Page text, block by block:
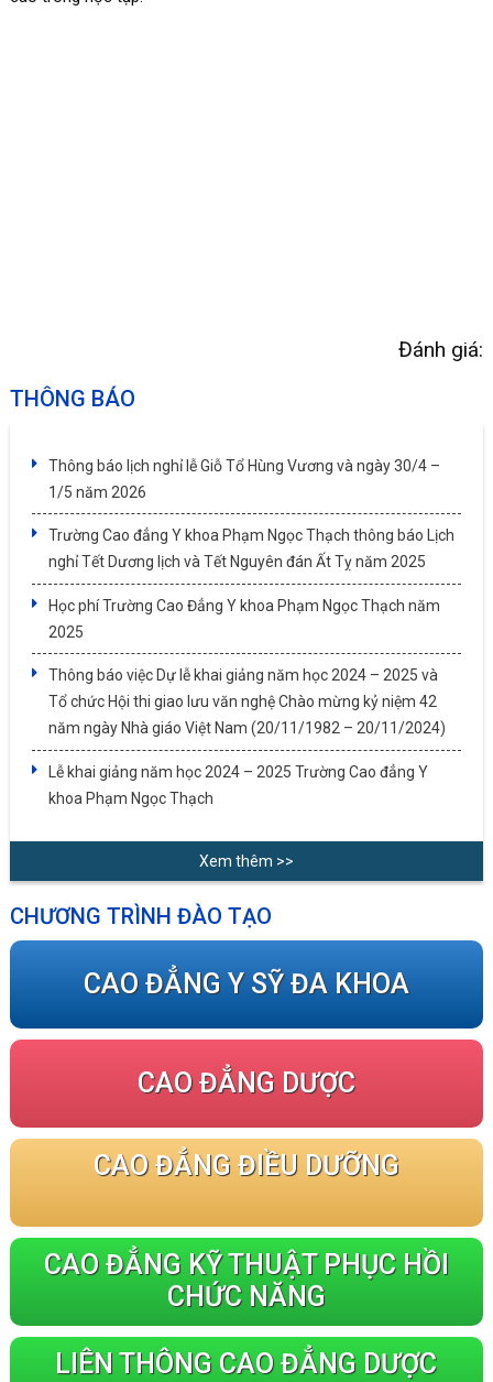
Đánh giá:
THÔNG BÁO
Thông báo lịch nghỉ lễ Giỗ Tổ Hùng Vương và ngày 30/4 –
1/5 năm 2026
Trường Cao đẳng Y khoa Phạm Ngọc Thạch thông báo Lịch
nghỉ Tết Dương lịch và Tết Nguyên đán Ất Tỵ năm 2025
Học phí Trường Cao Đẳng Y khoa Phạm Ngọc Thạch năm
2025
Thông báo việc Dự lễ khai giảng năm học 2024 – 2025 và
Tổ chức Hội thi giao lưu văn nghệ Chào mừng kỷ niệm 42
năm ngày Nhà giáo Việt Nam (20/11/1982 – 20/11/2024)
Lễ khai giảng năm học 2024 – 2025 Trường Cao đẳng Y
khoa Phạm Ngọc Thạch
Xem thêm >>
CHƯƠNG TRÌNH ĐÀO TẠO
CAO ĐẲNG Y SỸ ĐA KHOA
CAO ĐẲNG DƯỢC
CAO ĐẲNG ĐIỀU DƯỠNG
CAO ĐẲNG KỸ THUẬT PHỤC HỒI
CHỨC NĂNG
LIÊN THÔNG CAO ĐẲNG DƯỢC